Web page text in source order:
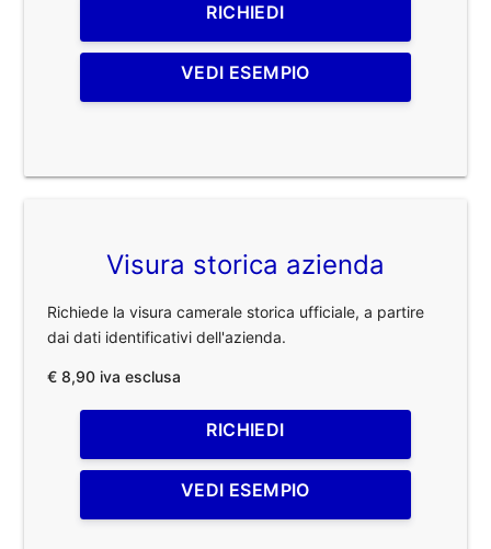
RICHIEDI
VEDI ESEMPIO
Visura storica azienda
Richiede la visura camerale storica ufficiale, a partire
dai dati identificativi dell'azienda.
€ 8,90 iva esclusa
RICHIEDI
VEDI ESEMPIO